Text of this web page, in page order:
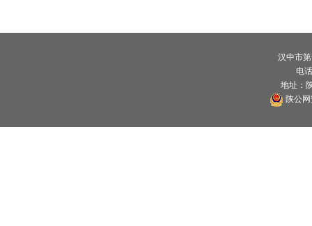
汉中市
电
地址：
陕公网